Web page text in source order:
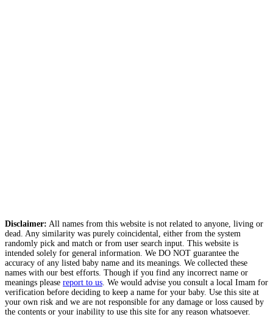
Disclaimer: All names from this website is not related to anyone, living or
dead. Any similarity was purely coincidental, either from the system
randomly pick and match or from user search input. This website is
intended solely for general information. We DO NOT guarantee the
accuracy of any listed baby name and its meanings. We collected these
names with our best efforts. Though if you find any incorrect name or
meanings please report to us . We would advise you consult a local Imam for
verification before deciding to keep a name for your baby. Use this site at
your own risk and we are not responsible for any damage or loss caused by
the contents or your inability to use this site for any reason whatsoever.